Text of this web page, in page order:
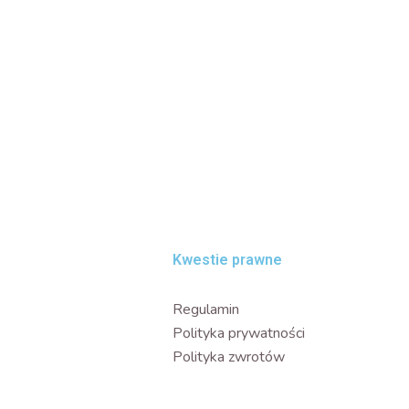
Kwestie prawne
Regulamin
Polityka prywatności
Polityka zwrotów